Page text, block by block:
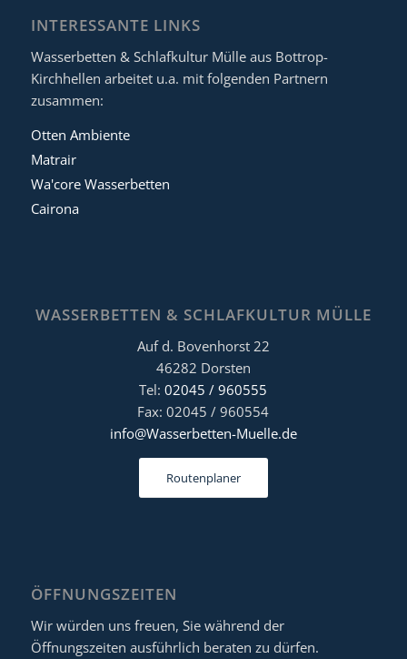
INTERESSANTE LINKS
Wasserbetten & Schlafkultur Mülle aus Bottrop-
Kirchhellen arbeitet u.a. mit folgenden Partnern
zusammen:
Otten Ambiente
Matrair
Wa'core Wasserbetten
Cairona
WASSERBETTEN & SCHLAFKULTUR MÜLLE
Auf d. Bovenhorst 22
46282 Dorsten
Tel:02045 / 960555
Fax: 02045 / 960554
info@Wasserbetten-Muelle.de
Routenplaner
ÖFFNUNGSZEITEN
Wir würden uns freuen, Sie während der
Öffnungszeiten ausführlich beraten zu dürfen.